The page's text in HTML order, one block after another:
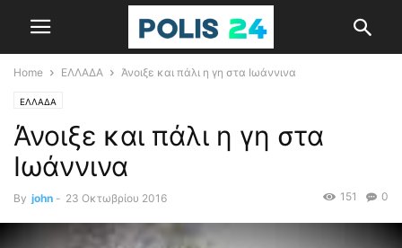
Home ΕΛΛΑΔΑ Άνοιξε και πάλι η γη στα Ιωάννινα
ΕΛΛΑΔΑ
Άνοιξε και πάλι η γη στα
Ιωάννινα
By john - 23 Οκτωβρίου 2016 0
151